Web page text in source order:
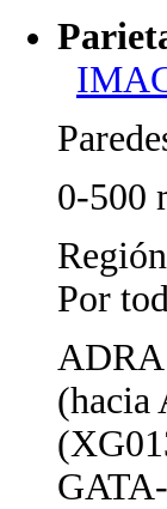
0-500
Por
(hacia